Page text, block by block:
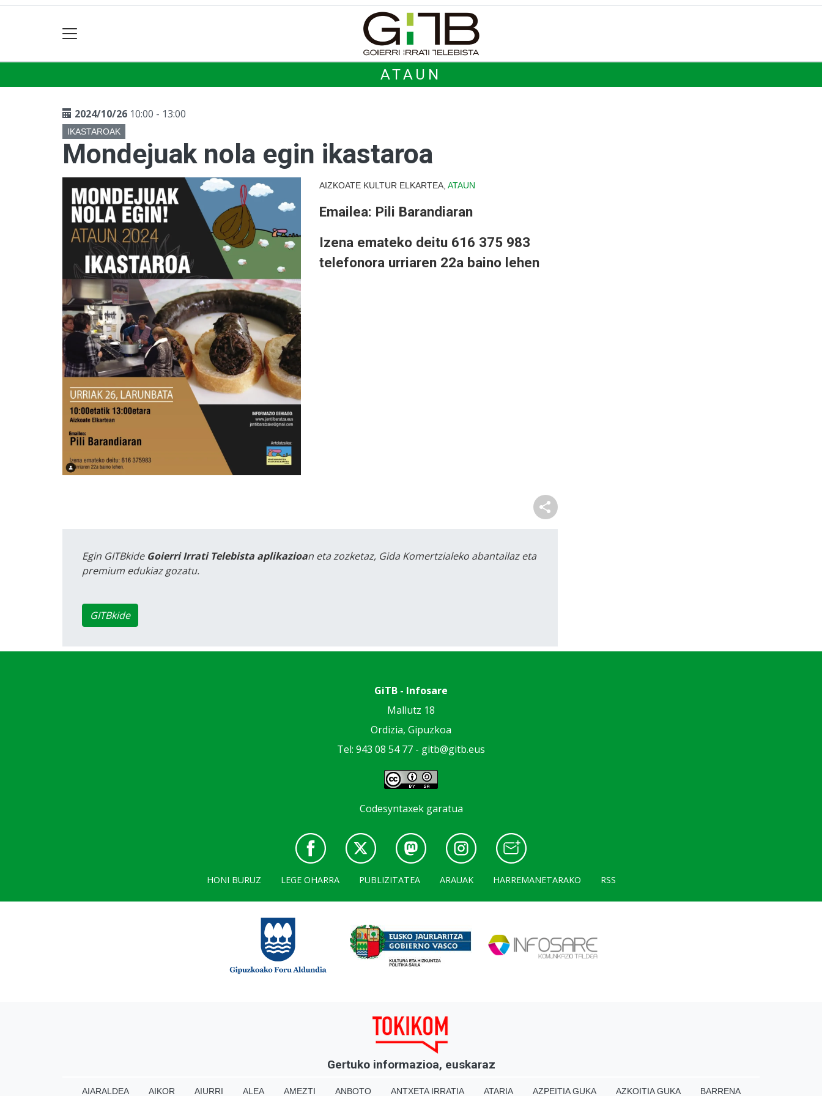
ATAUN
2024/10/26 10:00 - 13:00
IKASTAROAK
Mondejuak nola egin ikastaroa
AIZKOATE KULTUR ELKARTEA, ATAUN
Emailea: Pili Barandiaran
Izena emateko deitu 616 375 983
telefonora urriaren 22a baino lehen
Egin GITBkide Goierri Irrati Telebista aplikazioan eta zozketaz, Gida Komertzialeko abantailaz eta
premium edukiaz gozatu.
GITBkide
GiTB - Infosare
Mallutz 18
Ordizia, Gipuzkoa
Tel: 943 08 54 77 - gitb@gitb.eus
Codesyntaxek garatua
HONI BURUZ LEGE OHARRA PUBLIZITATEA ARAUAK HARREMANETARAKO RSS
Gertuko informazioa, euskaraz
AIARALDEA AIKOR AIURRI ALEA AMEZTI ANBOTO ANTXETA IRRATIA ATARIA AZPEITIA GUKA AZKOITIA GUKA BARRENA